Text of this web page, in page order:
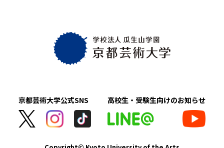
京都芸術大学公式SNS 高校生・受験生向けのお知らせ